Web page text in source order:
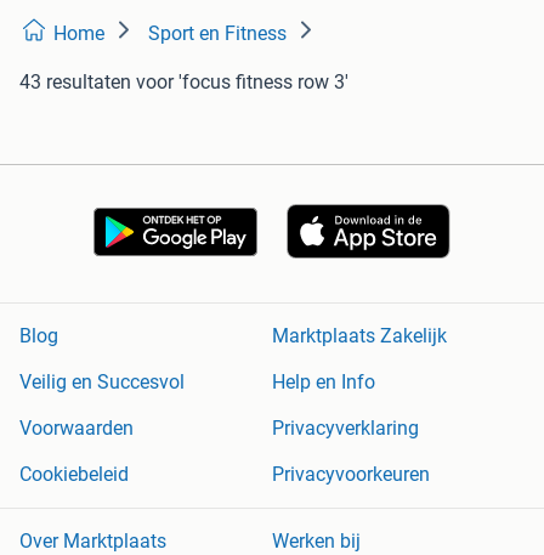
Home Sport en Fitness
43 resultaten voor 'focus fitness row 3'
Blog
Marktplaats Zakelijk
Veilig en Succesvol
Help en Info
Voorwaarden
Privacyverklaring
Cookiebeleid
Privacyvoorkeuren
Over Marktplaats Werken bij